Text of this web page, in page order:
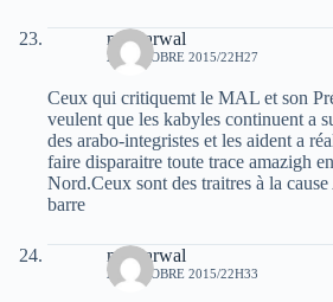
moh arwal
29 OCTOBRE 2015/22H27
Ceux qui critiquemt le MAL et son
veulent que les kabyles continuent a
des arabo-integristes et les aident a
faire disparaitre toute trace amazigh
Nord.Ceux sont des traitres à la
barre
moh arwal
29 OCTOBRE 2015/22H33